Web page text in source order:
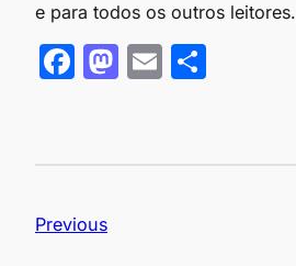
e para todos os outros leitores.
F
o
M E
Previous